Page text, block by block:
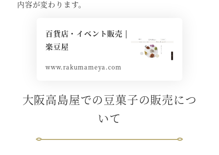
内容が変わります。
百貨店・イベント販売 |
楽豆屋
www.rakumameya.com
大阪高島屋での豆菓子の販売につ
いて